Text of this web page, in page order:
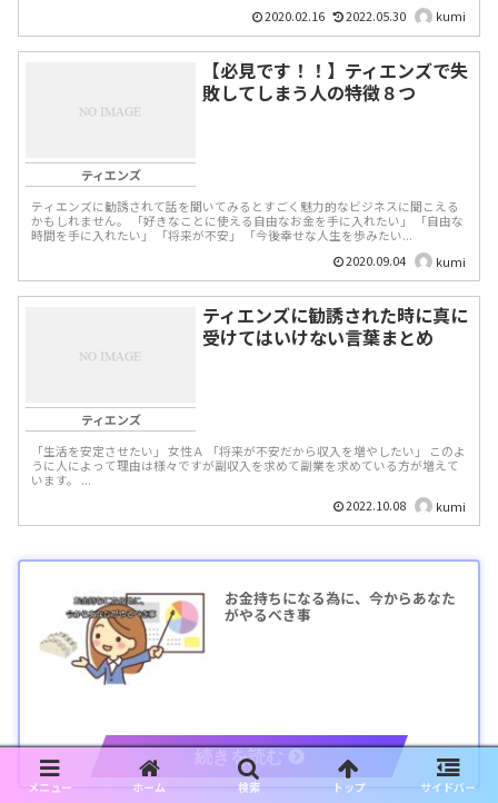
2020.02.16 2022.05.30 kumi
ティエンズ
【必見です！！】ティエンズで失
敗してしまう人の特徴８つ
ティエンズに勧誘されて話を聞いてみるとすごく魅力的なビジネスに聞こえる
かもしれません。 「好きなことに使える自由なお金を手に入れたい」 「自由な
時間を手に入れたい」 「将来が不安」 「今後幸せな人生を歩みたい...
2020.09.04
kumi
ティエンズ
ティエンズに勧誘された時に真に
受けてはいけない言葉まとめ
「生活を安定させたい」 女性Ａ 「将来が不安だから収入を増やしたい」 このよ
うに人によって理由は様々ですが副収入を求めて副業を求めている方が増えて
います。 ...
2022.10.08
kumi
お金持ちになる為に、今からあなた
がやるべき事
メニュー ホーム 検索 トップ サイドバー